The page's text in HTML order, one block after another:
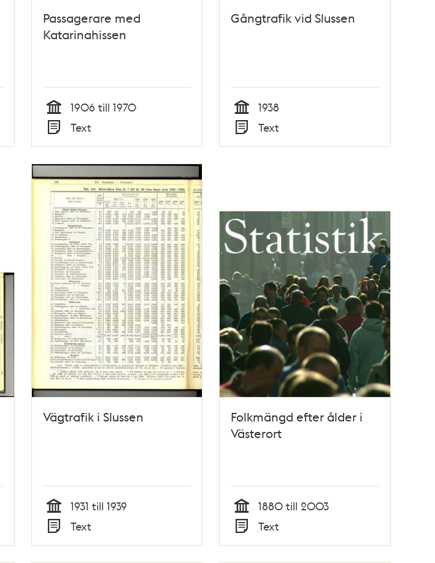
Passagerare med
Katarinahissen
Tid
1906 till 1970
Text
Gångtrafik vid Slussen
Tid
1938
Text
Vägtrafik i Slussen
Tid
1931 till 1939
Typ
Text
Folkmängd efter ålder i
Västerort
Tid
1880 till 2003
Typ
Text